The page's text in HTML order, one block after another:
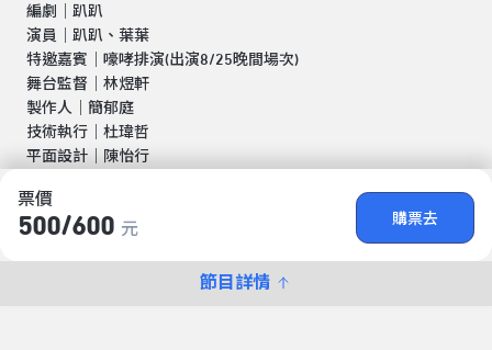
票價
500/​600 元
購票去
節目詳情
編劇｜趴趴
演員｜趴趴、葉葉
特邀嘉賓｜嚎哮排演(出演8/25晚間場次)
舞台監督｜林煜軒
製作人｜簡郁庭
技術執行｜杜瑋哲
平面設計｜陳怡行